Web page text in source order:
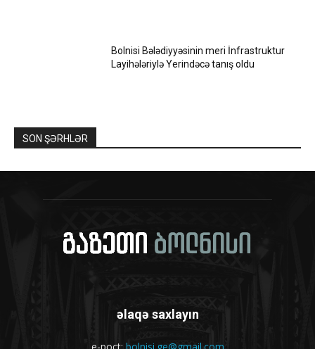
Bolnisi Bələdiyyəsinin meri İnfrastruktur
Layihələriylə Yerindəcə tanış oldu
SON ŞƏRHLƏR
əlaqə saxlayın